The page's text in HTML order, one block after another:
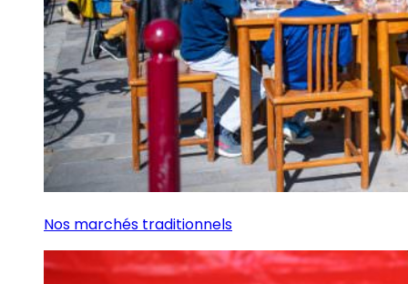
Nos marchés traditionnels